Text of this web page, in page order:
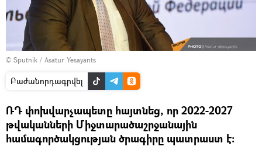
© Sputnik / Asatur Yesayants
Բաժանորդագրվել
ՌԴ փոխվարչապետը հայտնեց, որ 2022-2027
թվականների Միջտարածաշրջանային
համագործակցության ծրագիրը պատրաստ է։